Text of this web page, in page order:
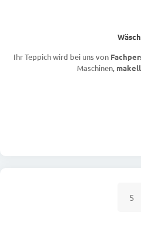
Ihr Teppich wird bei uns von
Maschinen,
5